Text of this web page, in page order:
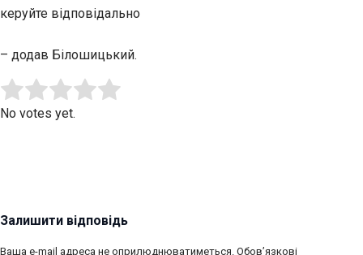
керуйте відповідально
– додав Білошицький.
Rate this item:
No votes yet.
Залишити відповідь
Ваша e-mail адреса не оприлюднюватиметься. Обов’язкові